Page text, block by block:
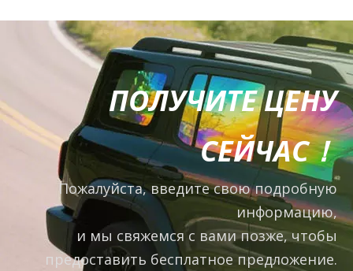
ПОЛУЧИТЕ ЦЕНУ
СЕЙЧАС！
Пожалуйста, введите свою подробную
информацию,
и мы свяжемся с вами позже, чтобы
предоставить бесплатное предложение.